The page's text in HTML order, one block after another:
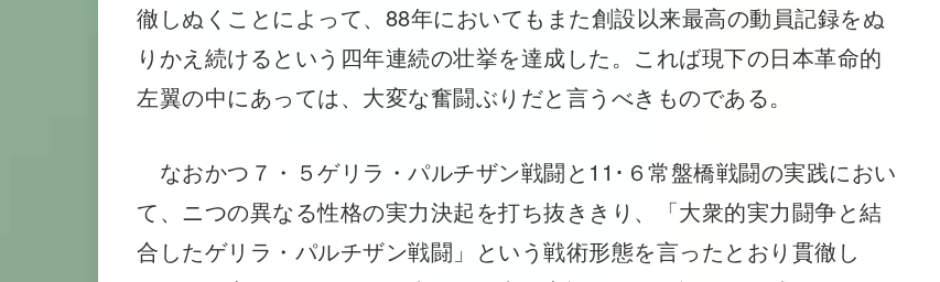
徹しぬくことによって、88年においてもまた創設以来最高の動員記録をぬ
りかえ続けるという四年連続の壮挙を達成した。これば現下の日本革命的
左翼の中にあっては、大変な奮闘ぶりだと言うべきものである。
なおかつ７・５ゲリラ・パルチザン戦闘と11･６常盤橋戦闘の実践におい
て、ニつの異なる性格の実力決起を打ち抜ききり、「大衆的実力闘争と結
合したゲリラ・パルチザン戦闘」という戦術形態を言ったとおり貫徹し